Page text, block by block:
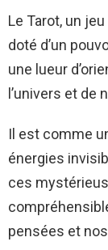
Le Tarot, un
doté d’un
une lueur
l’univers et de
Il est comme
énergies
ces
pensées et